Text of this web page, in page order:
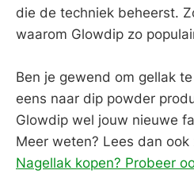
die de techniek beheerst.
waarom Glowdip zo
Ben je gewend om gellak
eens naar dip powder
Glowdip wel jouw nieuwe
Meer weten? Lees dan
Nagellak kopen? Probeer